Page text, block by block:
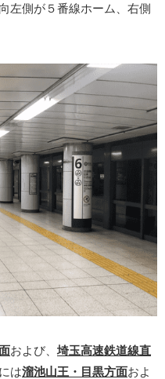
左側が５番線ホーム、右側
および、 埼玉高速鉄道線直
は溜池山王・目黒方面およ